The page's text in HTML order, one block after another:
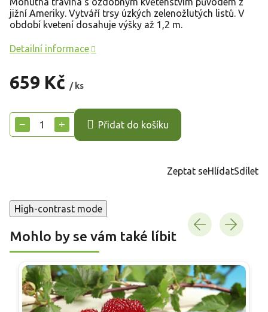
659 Kč / ks
cena:
+
− Přidat do košíku
jižní Ameriky. Vytváří trsy úzkých zelenožlutých listů. V
období kvetení dosahuje výšky až 1,2 m.
Detailní informace
Zeptat seHlídatSdílet
High-contrast mode
Mohlo by se vám také líbit